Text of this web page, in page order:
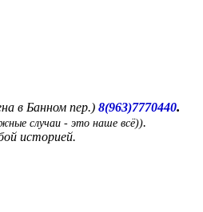
в Банном пер.) 8(963)7770440.
случаи - это наше всё)).
историей.